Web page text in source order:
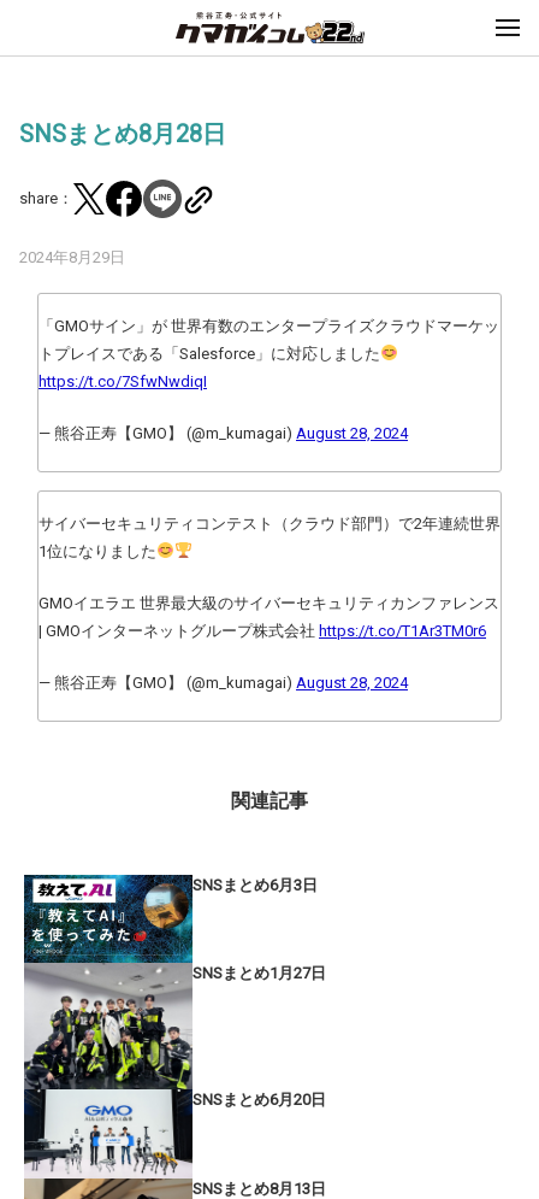
SNSまとめ8月28日
share：
2024年8月29日
「GMOサイン」が 世界有数のエンタープライズクラウドマーケッ
トプレイスである「Salesforce」に対応しました
https://t.co/7SfwNwdiqI
— 熊谷正寿【GMO】 (@m_kumagai) August 28, 2024
サイバーセキュリティコンテスト（クラウド部門）で2年連続世界
1位になりました
GMOイエラエ 世界最大級のサイバーセキュリティカンファレンス
| GMOインターネットグループ株式会社 https://t.co/T1Ar3TM0r6
— 熊谷正寿【GMO】 (@m_kumagai) August 28, 2024
関連記事
SNSまとめ6月3日
SNSまとめ1月27日
SNSまとめ6月20日
SNSまとめ8月13日